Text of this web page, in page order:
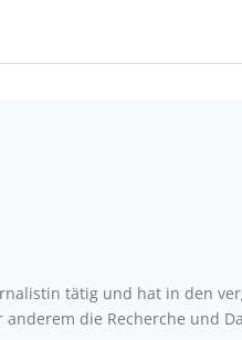
tätig und hat in den
die Recherche und